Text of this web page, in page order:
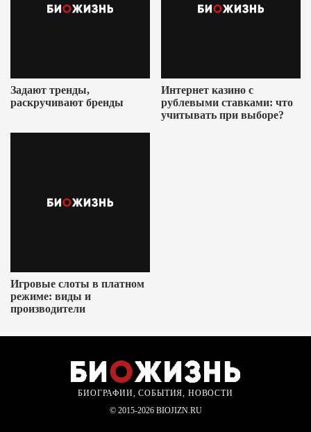
Задают тренды,
раскручивают бренды
Интернет казино с
рублевыми ставками: что
учитывать при выборе?
Игровые слоты в платном
режиме: виды и
производители
БИОГРАФИИ, СОБЫТИЯ, НОВОСТИ
© 2015-2026 BIOJIZN.RU